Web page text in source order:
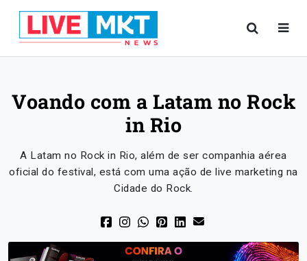
Voando com a Latam no Rock
in Rio
A Latam no Rock in Rio, além de ser companhia aérea
oficial do festival, está com uma ação de live marketing na
Cidade do Rock.